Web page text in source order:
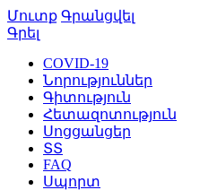
Մուտք Գրանցվել
Գրել
COVID-19
Նորություններ
Գիտություն
Հետազոտություն
Սոցցանցեր
ՏՏ
FAQ
Սպորտ